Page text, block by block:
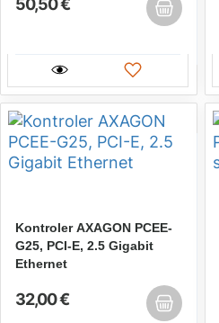
Kontroler AXAGON PCEE-
G25, PCI-E, 2.5 Gigabit
Ethernet
32,00 €